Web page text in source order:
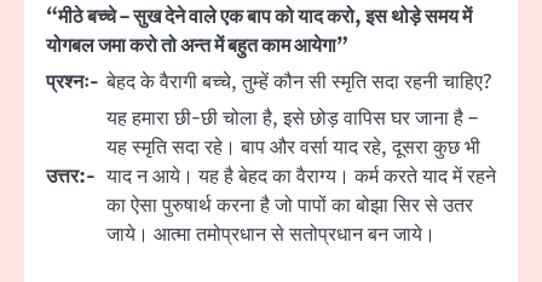
“मीठे बच्चे – सुख देने वाले एक बाप को याद करो, इस थोड़े समय में
योगबल जमा करो तो अन्त में बहुत काम आयेगा”
प्रश्नः- बेहद के वैरागी बच्चे, तुम्हें कौन सी स्मृति सदा रहनी चाहिए?
उत्तर:-
यह हमारा छी-छी चोला है, इसे छोड़ वापिस घर जाना है –
यह स्मृति सदा रहे। बाप और वर्सा याद रहे, दूसरा कुछ भी
याद न आये। यह है बेहद का वैराग्य। कर्म करते याद में रहने
का ऐसा पुरुषार्थ करना है जो पापों का बोझा सिर से उतर
जाये। आत्मा तमोप्रधान से सतोप्रधान बन जाये।